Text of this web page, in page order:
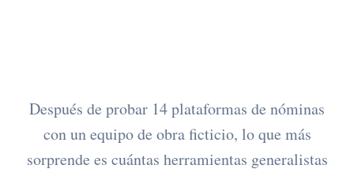
Después de probar 14 plataformas de nóminas
con un equipo de obra ficticio, lo que más
sorprende es cuántas herramientas generalistas